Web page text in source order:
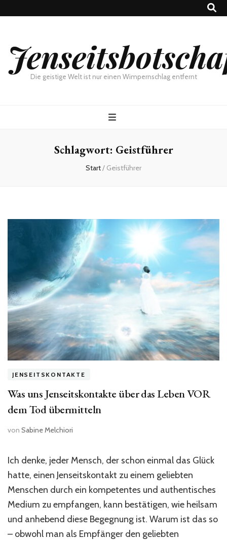
Die geistige Welt ist nur einen Wimpernschlag entfernt
Schlagwort: Geistführer
Start/ Geistführer
JENSEITSKONTAKTE
Was uns Jenseitskontakte über das Leben VOR
dem Tod übermitteln
von Sabine Melchiori
Ich denke, jeder Mensch, der schon einmal das Glück
hatte, einen Jenseitskontakt zu einem geliebten
Menschen durch ein kompetentes und authentisches
Medium zu empfangen, kann bestätigen, wie heilsam
und anhebend diese Begegnung ist. Warum ist das so
– obwohl man als Empfänger den geliebten